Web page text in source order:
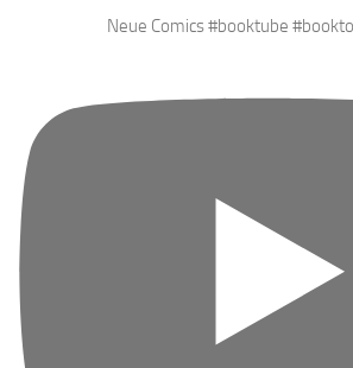
Neue Comics #booktube